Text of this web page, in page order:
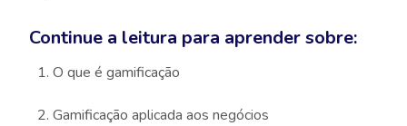
Continue a leitura para aprender sobre:
O que é gamificação
Gamificação aplicada aos negócios